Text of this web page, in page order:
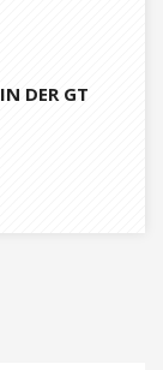
DER GT